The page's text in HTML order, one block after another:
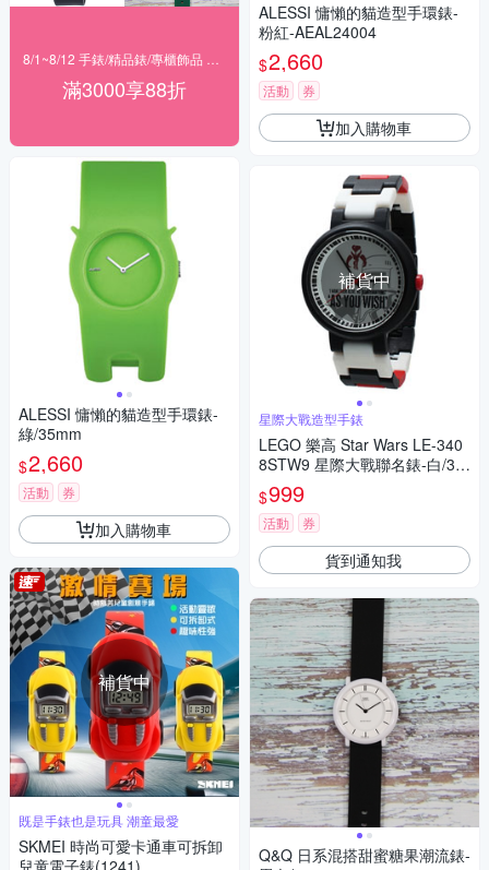
滿3000享88折
ALESSI 慵懶的貓造型手環錶-
綠/35mm
$2,660
活動 券
加入購物車
補貨中
既是手錶也是玩具 潮童最愛
SKMEI 時尚可愛卡通車可拆卸
ALESSI 慵懶的貓造型手環錶-
粉紅-AEAL24004
$2,660
活動 券
加入購物車
補貨中
星際大戰造型手錶
LEGO 樂高 Star Wars LE-340
8STW9 星際大戰聯名錶-白/37
mm
$999
活動 券
貨到通知我
Q&Q 日系混搭甜蜜糖果潮流錶-